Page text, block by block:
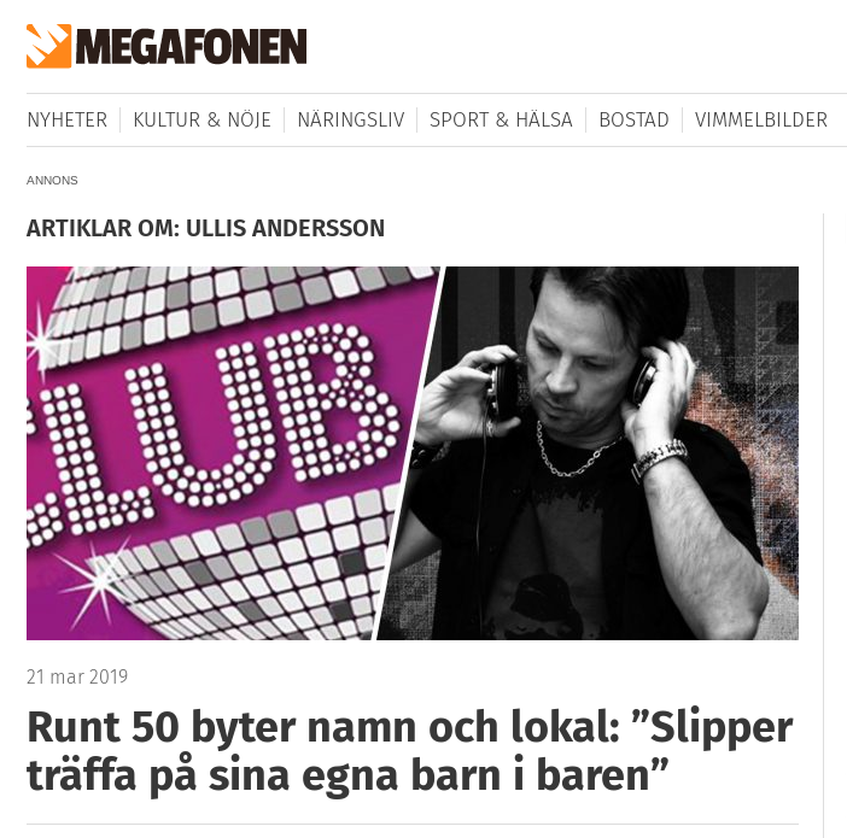
NYHETER KULTUR & NÖJE NÄRINGSLIV SPORT & HÄLSA BOSTAD VIMMELBILDER
ANNONS
ARTIKLAR OM: ULLIS ANDERSSON
21 mar 2019
Runt 50 byter namn och lokal: ”Slipper
träffa på sina egna barn i baren”